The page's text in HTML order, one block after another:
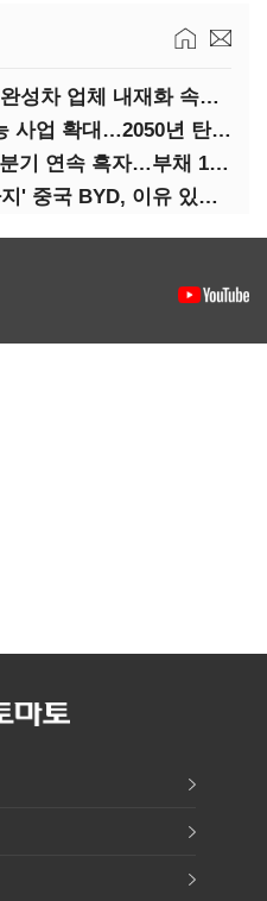
(영상)'배터리도 소재도' 완성차 업체 내재화 속도낸다
LG화학, 친환경 지속가능 사업 확대…2050년 탄소중립 달성
금호석화, 리조트 사업 2분기 연속 흑자…부채 170%↓
'배터리 기업이 전기차까지' 중국 BYD, 이유 있는 선전